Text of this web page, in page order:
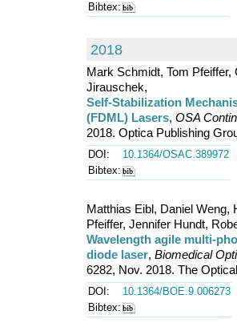
Bibtex:
2018
Mark Schmidt, Tom
Jirauschek,
Self-Stabilization
(FDML) Lasers, OSA
2018. Optica Publishing
DOI:
10.1364/OSAC.389972
Bibtex:
Matthias Eibl, Daniel Weng,
Pfeiffer, Jennifer Hundt,
Wavelength agile multi-
diode laser, Biomedical
6282, Nov. 2018. The
DOI:
10.1364/BOE.9.006273
Bibtex: